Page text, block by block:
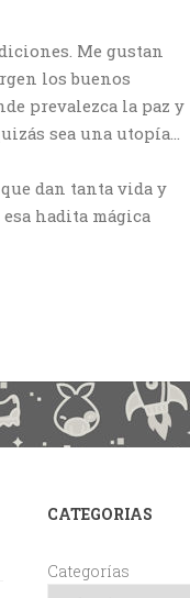
Me gustan
los buenos
prevalezca la paz y
sea una utopía…
dan tanta vida y
hadita mágica
CATEGORIAS
Categorías